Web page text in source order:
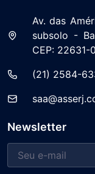
Av. das
subsolo -
CEP: 22631-
(21) 2584-
Newsletter